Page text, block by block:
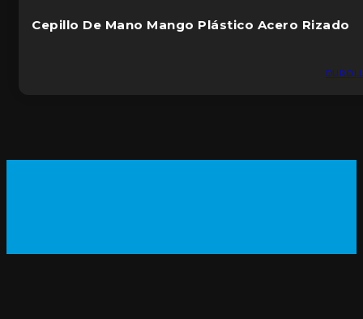
Cepillo De Mano Mango Plástico Acero Rizado